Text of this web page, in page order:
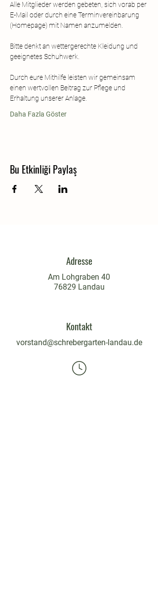
Alle Mitglieder werden gebeten, sich vorab per
E-Mail oder durch eine Terminvereinbarung
(Homepage) mit Namen anzumelden.
Bitte denkt an wettergerechte Kleidung und
geeignetes Schuhwerk.
Durch eure Mithilfe leisten wir gemeinsam
einen wertvollen Beitrag zur Pflege und
Erhaltung unserer Anlage.
Daha Fazla Göster
Bu Etkinliği Paylaş
Adresse
Am Lohgraben 40
76829 Landau
Kontakt
vorstand@schrebergarten-landau.de